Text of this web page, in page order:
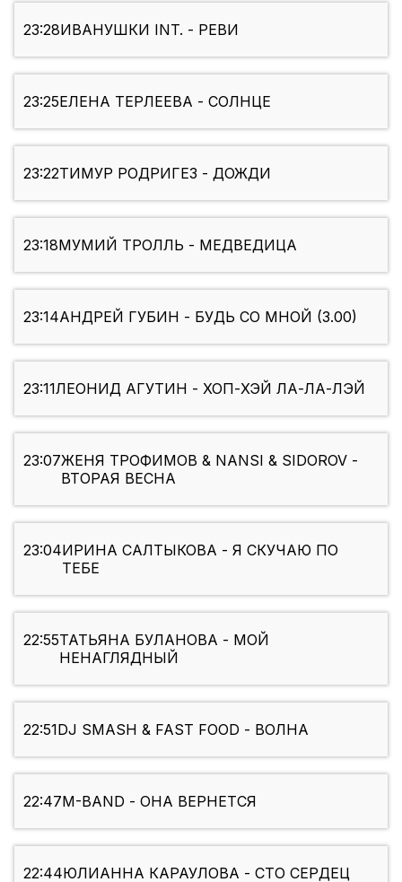
23:28ИВАНУШКИ INT. - РЕВИ
23:25ЕЛЕНА ТЕРЛЕЕВА - СОЛНЦЕ
23:22ТИМУР РОДРИГЕЗ - ДОЖДИ
23:18МУМИЙ ТРОЛЛЬ - МЕДВЕДИЦА
23:14АНДРЕЙ ГУБИН - БУДЬ СО МНОЙ (3.00)
23:11ЛЕОНИД АГУТИН - ХОП-ХЭЙ ЛА-ЛА-ЛЭЙ
23:07ЖЕНЯ ТРОФИМОВ & NANSI & SIDOROV -
ВТОРАЯ ВЕСНА
23:04ИРИНА САЛТЫКОВА - Я СКУЧАЮ ПО
ТЕБЕ
22:55ТАТЬЯНА БУЛАНОВА - МОЙ
НЕНАГЛЯДНЫЙ
22:51DJ SMASH & FAST FOOD - ВОЛНА
22:47M-BAND - ОНА ВЕРНЕТСЯ
22:44ЮЛИАННА КАРАУЛОВА - СТО СЕРДЕЦ